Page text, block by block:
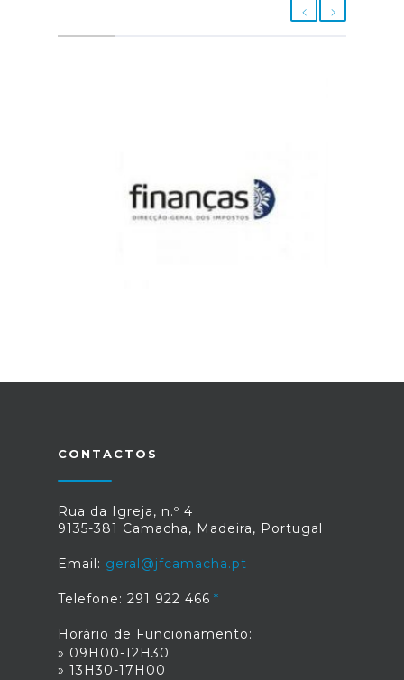
CONTACTOS
Rua da Igreja, n.º 4
9135-381 Camacha, Madeira, Portugal
Email: geral@jfcamacha.pt
Telefone: 291 922 466
Horário de Funcionamento:
» 09H00-12H30
» 13H30-17H00